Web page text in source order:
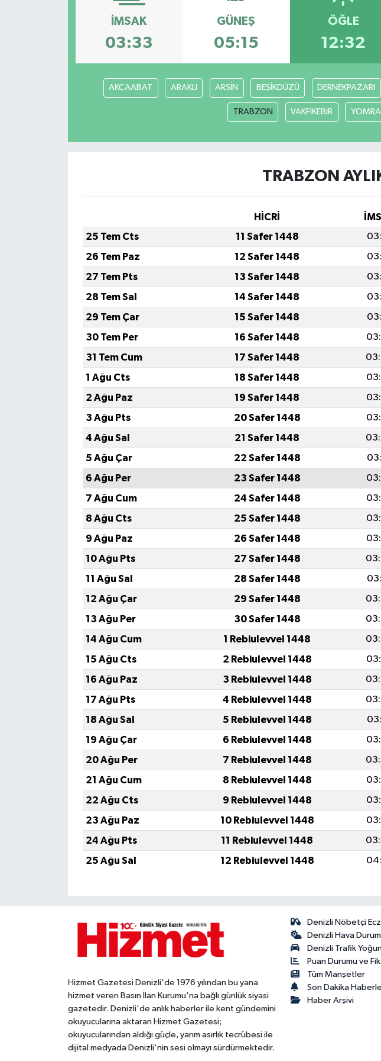
İMSAK
03:33
GÜNEŞ
05:15
ÖĞLE
12:32
AKÇAABAT ARAKLI ARSİN BEŞİKDÜZÜ DERNEKPAZARI
TRABZON VAKFIKEBİR YOMRA
TRABZON
HİCRİ
25 Tem Cts
11 Safer 1448
26 Tem Paz
12 Safer 1448
27 Tem Pts
13 Safer 1448
28 Tem Sal
14 Safer 1448
29 Tem Çar
15 Safer 1448
30 Tem Per
16 Safer 1448
31 Tem Cum
17 Safer 1448
1 Ağu Cts
18 Safer 1448
2 Ağu Paz
19 Safer 1448
3 Ağu Pts
20 Safer 1448
4 Ağu Sal
21 Safer 1448
5 Ağu Çar
22 Safer 1448
6 Ağu Per
23 Safer 1448
7 Ağu Cum
24 Safer 1448
8 Ağu Cts
25 Safer 1448
9 Ağu Paz
26 Safer 1448
10 Ağu Pts
27 Safer 1448
11 Ağu Sal
28 Safer 1448
12 Ağu Çar
29 Safer 1448
13 Ağu Per
30 Safer 1448
14 Ağu Cum
1 Rebiulevvel 1448
15 Ağu Cts
2 Rebiulevvel 1448
16 Ağu Paz
3 Rebiulevvel 1448
17 Ağu Pts
4 Rebiulevvel 1448
18 Ağu Sal
5 Rebiulevvel 1448
19 Ağu Çar
6 Rebiulevvel 1448
20 Ağu Per
7 Rebiulevvel 1448
21 Ağu Cum
8 Rebiulevvel 1448
22 Ağu Cts
9 Rebiulevvel 1448
23 Ağu Paz
10 Rebiulevvel 1448
24 Ağu Pts
11 Rebiulevvel 1448
25 Ağu Sal
12 Rebiulevvel 1448
Hizmet Gazetesi Denizli'de 1976 yılından bu yana
hizmet veren Basın İlan Kurumu'na bağlı günlük siyasi
gazetedir. Denizli'de anlık haberler ile kent gündemini
okuyucularına aktaran Hizmet Gazetesi;
okuyucularından aldığı güçle, yarım asırlık tecrübesi ile
dijital medyada Denizli'nin sesi olmayı sürdürmektedir.
Denizli Nöbetçi
Denizli Hava
Denizli Trafik
Puan Durumu ve
Tüm Manşetler
Son Dakika
Haber Arşivi
RESMİ REKLAM